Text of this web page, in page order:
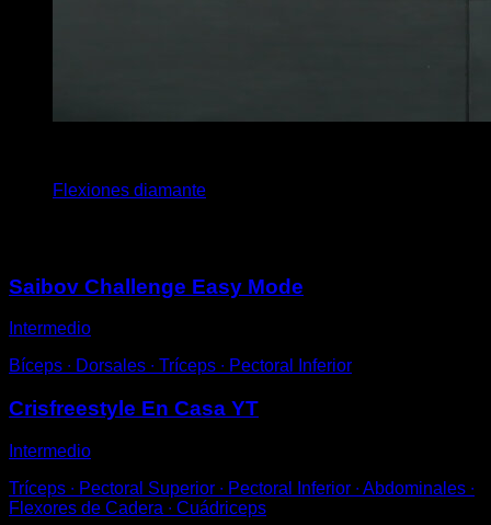
Flexiones diamante
Saibov Challenge Easy Mode
Intermedio
Bíceps ∙ Dorsales ∙ Tríceps ∙ Pectoral Inferior
Crisfreestyle En Casa YT
Intermedio
Tríceps ∙ Pectoral Superior ∙ Pectoral Inferior ∙ Abdominales ∙
Flexores de Cadera ∙ Cuádriceps